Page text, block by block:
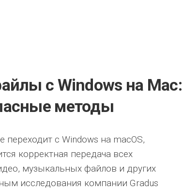
с Windows на Mac:
методы
переходит с Windows на macOS,
корректная передача всех
музыкальных файлов и других
исследования компании Gradus